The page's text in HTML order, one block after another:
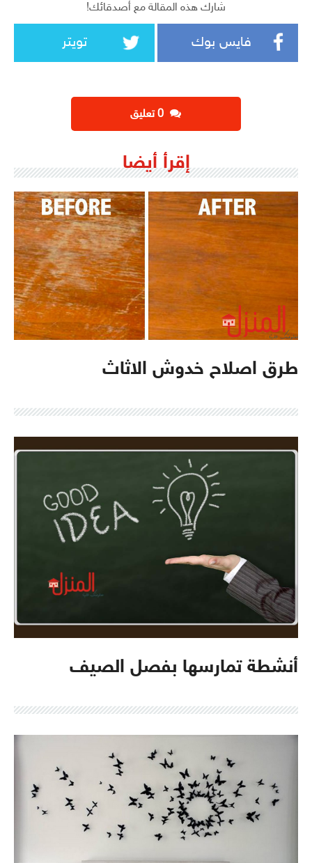
شارك هذه المقالة مع أصدقائك!
فايس بوك تويتر
إقرأ أيضا
طرق اصلاح خدوش الاثاث
أنشطة تمارسها بفصل الصيف